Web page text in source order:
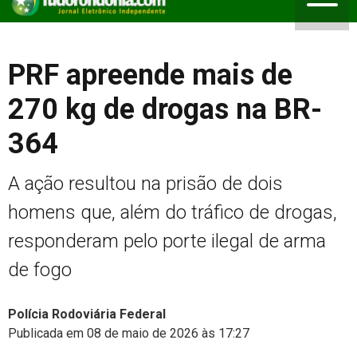
PRF apreende mais de
270 kg de drogas na BR-
364
A ação resultou na prisão de dois
homens que, além do tráfico de drogas,
responderam pelo porte ilegal de arma
de fogo
Polícia Rodoviária Federal
Publicada em 08 de maio de 2026 às 17:27